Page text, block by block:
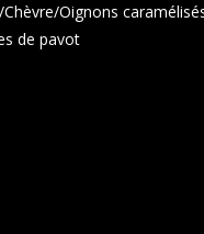
Oignons
de pavot